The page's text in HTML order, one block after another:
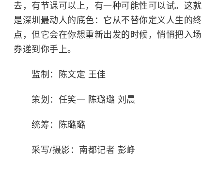
去，有节课可以上，有一种可能性可以试。这就
是深圳最动人的底色：它从不替你定义人生的终
点，但它会在你想重新出发的时候，悄悄把入场
券递到你手上。
监制：陈文定 王佳
策划：任笑一 陈璐璐 刘晨
统筹：陈璐璐
采写/摄影：南都记者 彭峥